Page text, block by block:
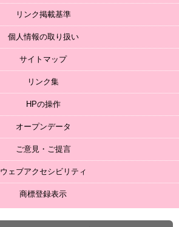
リンク掲載基準
個人情報の取り扱い
サイトマップ
リンク集
HPの操作
オープンデータ
ご意見・ご提言
ウェブアクセシビリティ
商標登録表示